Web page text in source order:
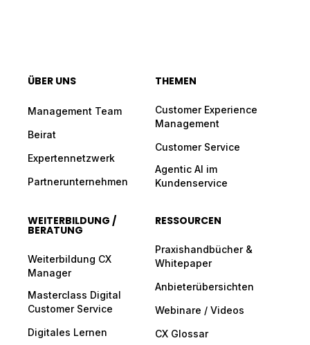
ÜBER UNS
Management Team
Beirat
Expertennetzwerk
Partnerunternehmen
THEMEN
Customer Experience
Management
Customer Service
Agentic AI im
Kundenservice
WEITERBILDUNG /
BERATUNG
Weiterbildung CX
Manager
Masterclass Digital
Customer Service
Digitales Lernen
RESSOURCEN
Praxishandbücher &
Whitepaper
Anbieterübersichten
Webinare / Videos
CX Glossar